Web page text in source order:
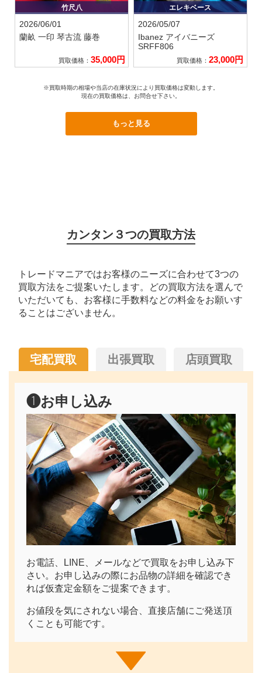
竹尺八
2026/06/01
蘭畝 一印 琴古流 藤巻
買取価格： 35,000円
エレキベース
2026/05/07
Ibanez アイバニーズ
SRFF806
買取価格：23,000円
※買取時期の相場や当店の在庫状況により買取価格は変動します。
現在の買取価格は、お問合せ下さい。
もっと見る
カンタン３つの買取方法
トレードマニアではお客様のニーズに合わせて3つの
買取方法をご提案いたします。どの買取方法を選んで
いただいても、お客様に手数料などの料金をお願いす
ることはございません。
宅配買取 出張買取 店頭買取
❶お申し込み
お電話、LINE、メールなどで買取をお申し込み下
さい。お申し込みの際にお品物の詳細を確認でき
れば仮査定金額をご提案できます。
お値段を気にされない場合、直接店舗にご発送頂
くことも可能です。